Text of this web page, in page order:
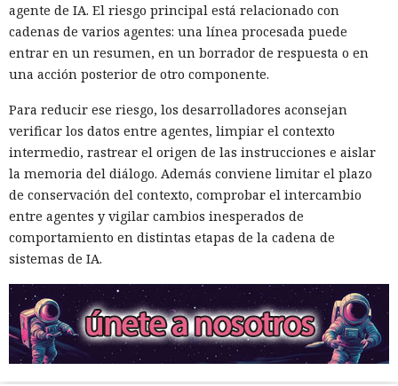
agente de IA. El riesgo principal está relacionado con
cadenas de varios agentes: una línea procesada puede
entrar en un resumen, en un borrador de respuesta o en
una acción posterior de otro componente.
Para reducir ese riesgo, los desarrolladores aconsejan
verificar los datos entre agentes, limpiar el contexto
intermedio, rastrear el origen de las instrucciones e aislar
la memoria del diálogo. Además conviene limitar el plazo
de conservación del contexto, comprobar el intercambio
entre agentes y vigilar cambios inesperados de
comportamiento en distintas etapas de la cadena de
sistemas de IA.